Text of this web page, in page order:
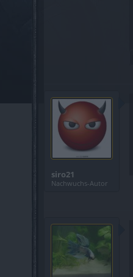
siro21
Nachwuchs-Autor